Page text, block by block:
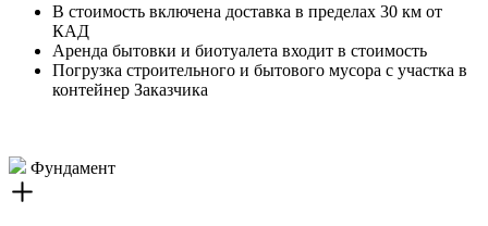
В стоимость включена доставка в пределах 30 км от
КАД
Аренда бытовки и биотуалета входит в стоимость
Погрузка строительного и бытового мусора с участка в
контейнер Заказчика
Фундамент